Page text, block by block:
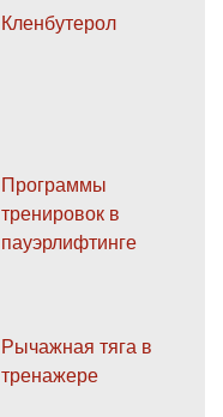
Кленбутерол
Программы
тренировок в
пауэрлифтинге
Рычажная тяга в
тренажере